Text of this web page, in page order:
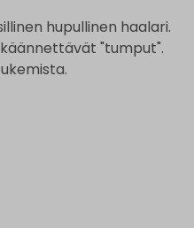
hupullinen haalari.
"tumput".